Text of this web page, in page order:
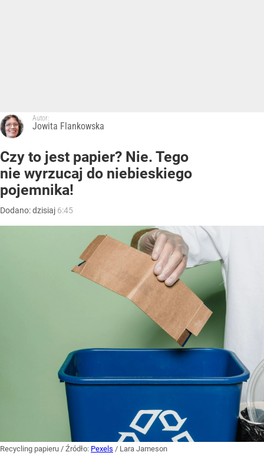
Autor:
Jowita Flankowska
Czy to jest papier? Nie. Tego
nie wyrzucaj do niebieskiego
pojemnika!
Dodano:dzisiaj 6:45
Recycling papieru / Źródło: Pexels / Lara Jameson